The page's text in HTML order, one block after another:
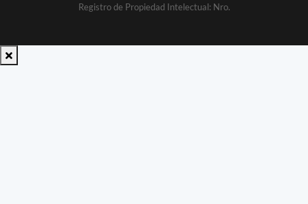
Registro de Propiedad Intelectual: Nro.